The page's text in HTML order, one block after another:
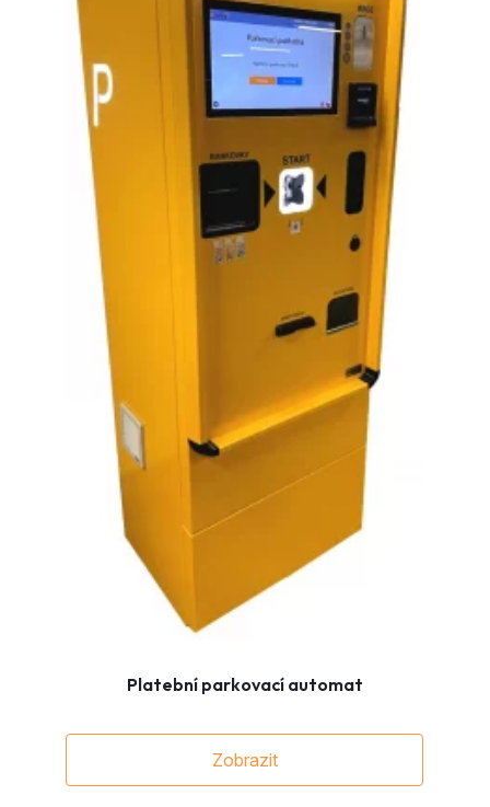
Platební parkovací automat
Zobrazit